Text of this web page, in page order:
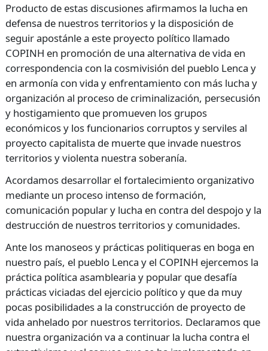
Producto de estas discusiones afirmamos la lucha en
defensa de nuestros territorios y la disposición de
seguir apostánle a este proyecto político llamado
COPINH en promoción de una alternativa de vida en
correspondencia con la cosmivisión del pueblo Lenca y
en armonía con vida y enfrentamiento con más lucha y
organización al proceso de criminalización, persecusión
y hostigamiento que promueven los grupos
económicos y los funcionarios corruptos y serviles al
proyecto capitalista de muerte que invade nuestros
territorios y violenta nuestra soberanía.
Acordamos desarrollar el fortalecimiento organizativo
mediante un proceso intenso de formación,
comunicación popular y lucha en contra del despojo y la
destrucción de nuestros territorios y comunidades.
Ante los manoseos y prácticas politiqueras en boga en
nuestro país, el pueblo Lenca y el COPINH ejercemos la
práctica política asamblearia y popular que desafía
prácticas viciadas del ejercicio político y que da muy
pocas posibilidades a la construcción de proyecto de
vida anhelado por nuestros territorios. Declaramos que
nuestra organización va a continuar la lucha contra el